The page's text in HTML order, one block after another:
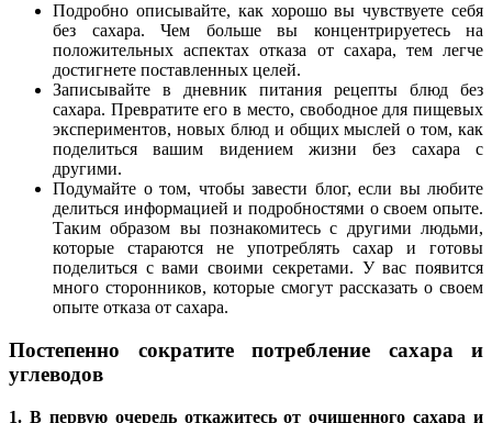
Подробно описывайте, как хорошо вы чувствуете себя
без сахара. Чем больше вы концентрируетесь на
положительных аспектах отказа от сахара, тем легче
достигнете поставленных целей.
Записывайте в дневник питания рецепты блюд без
сахара. Превратите его в место, свободное для пищевых
экспериментов, новых блюд и общих мыслей о том, как
поделиться вашим видением жизни без сахара с
другими.
Подумайте о том, чтобы завести блог, если вы любите
делиться информацией и подробностями о своем опыте.
Таким образом вы познакомитесь с другими людьми,
которые стараются не употреблять сахар и готовы
поделиться с вами своими секретами. У вас появится
много сторонников, которые смогут рассказать о своем
опыте отказа от сахара.
Постепенно сократите потребление сахара и
углеводов
1. В первую очередь откажитесь от очищенного сахара и